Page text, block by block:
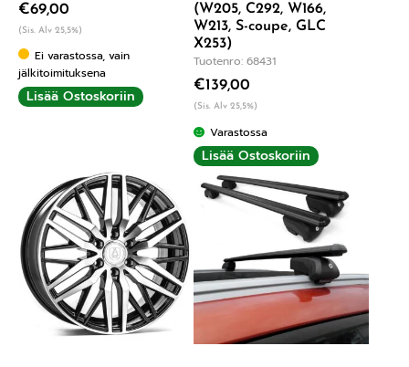
€69,00
(Sis. Alv 25,5%)
Ei varastossa, vain
jälkitoimituksena
Lisää Ostoskoriin
(W205, C292, W166,
W213, S-coupe, GLC
X253)
Tuotenro: 68431
€139,00
(Sis. Alv 25,5%)
Varastossa
Lisää Ostoskoriin